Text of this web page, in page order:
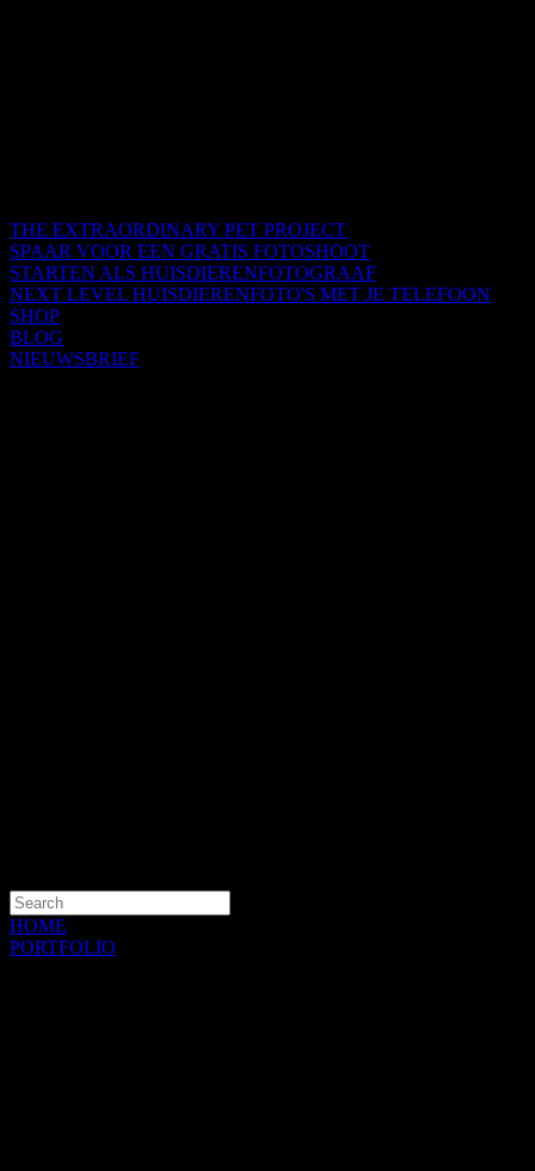
THE EXTRAORDINARY PET PROJECT
SPAAR VOOR EEN GRATIS FOTOSHOOT
STARTEN ALS HUISDIERENFOTOGRAAF
NEXT LEVEL HUISDIERENFOTO'S MET JE TELEFOON
SHOP
BLOG
NIEUWSBRIEF
HOME
PORTFOLIO